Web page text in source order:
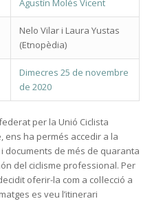
Agustín Molés Vicent
Nelo Vilar i Laura Yustas
(Etnopèdia)
Dimecres 25 de novembre
de 2020
per la Unió Ciclista
ens ha permés accedir a la
documents de més de quaranta
del ciclisme professional. Per
oferir-la com a col·lecció a
es veu l’itinerari